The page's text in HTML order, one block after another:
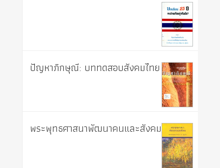
ปัญหาภิกษุณี: บททดสอบสังคมไทย
พระพุทธศาสนาพัฒนาคนและสังคม